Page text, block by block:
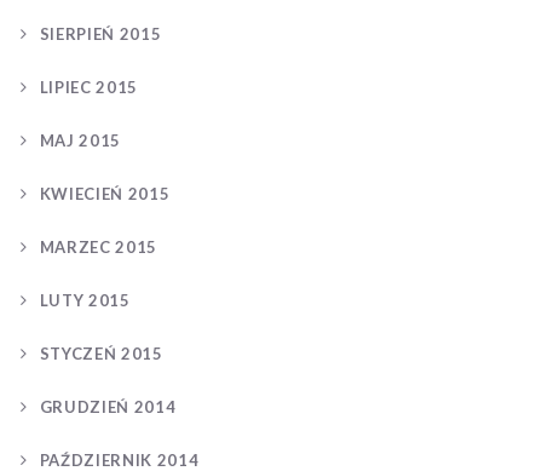
SIERPIEŃ 2015
LIPIEC 2015
MAJ 2015
KWIECIEŃ 2015
MARZEC 2015
LUTY 2015
STYCZEŃ 2015
GRUDZIEŃ 2014
PAŹDZIERNIK 2014